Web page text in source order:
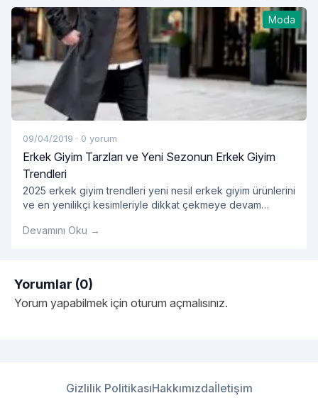
Moda
09/04/2019 · 0 yorum
Erkek Giyim Tarzları ve Yeni Sezonun Erkek Giyim
Trendleri
2025 erkek giyim trendleri yeni nesil erkek giyim ürünlerini
ve en yenilikçi kesimleriyle dikkat çekmeye devam
yönlü ürün opsiyonlarını bünyesinde barındıran 2025
bütçeden ürünün kolaylıkla bulunabildiği kategori
kapsamında erkek giyim tarzlarını yeniden
şekillendirecekOkumaya devam et"Erkek Giyim Tarzları ve
Devamını Oku →
Yorumlar (0)
Yorum yapabilmek için oturum açmalısınız.
Gizlilik PolitikasıHakkımızdaİletişim